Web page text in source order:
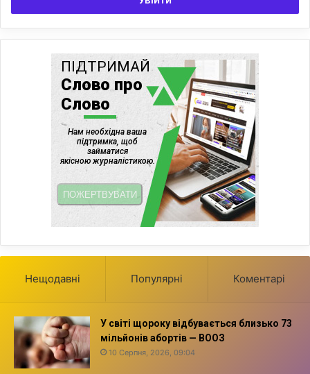
Нещодавні Популярні Коментарі
У світі щороку відбувається близько 73
мільйонів абортів — ВООЗ
10 Серпня, 2026, 09:04